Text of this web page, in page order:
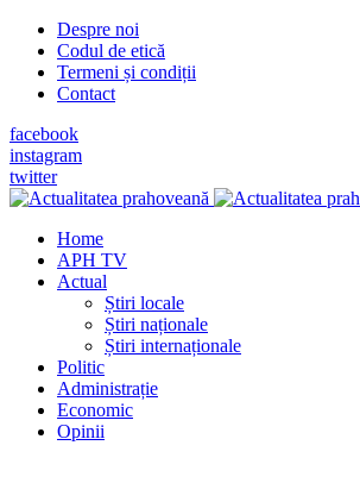
Despre noi
Codul de etică
Termeni și condiții
Contact
facebook
instagram
twitter
Home
APH TV
Actual
Știri locale
Știri naționale
Știri internaționale
Politic
Administrație
Economic
Opinii